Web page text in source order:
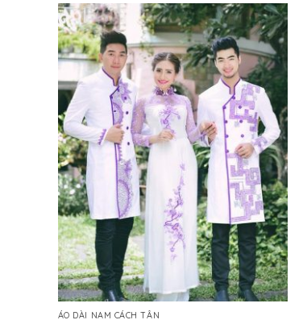
ÁO DÀI NAM CÁCH TÂN